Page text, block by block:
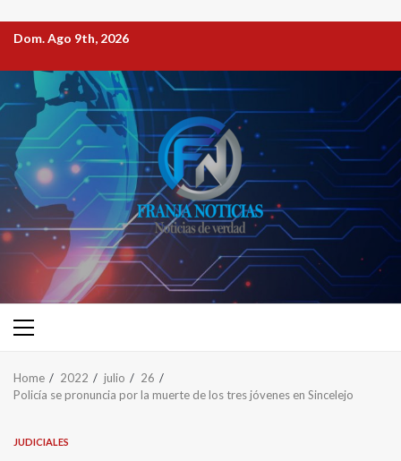
Dom. Ago 9th, 2026
Home 2022 julio
26
Policía se pronuncia por la muerte de los tres jóvenes en Sincelejo
JUDICIALES